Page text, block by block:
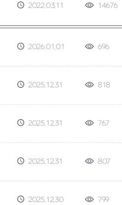
2022.03.11 14676
2026.01.01 696
2025.12.31 818
2025.12.31 767
2025.12.31 807
2025.12.30 799